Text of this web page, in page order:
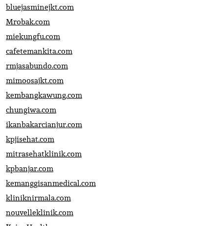
bluejasminejkt.com
Mrobak.com
miekungfu.com
cafetemankita.com
rmjasabundo.com
mimoosajkt.com
kembangkawung.com
chungiwa.com
ikanbakarcianjur.com
kpjisehat.com
mitrasehatklinik.com
kpbanjar.com
kemanggisanmedical.com
kliniknirmala.com
nouvelleklinik.com